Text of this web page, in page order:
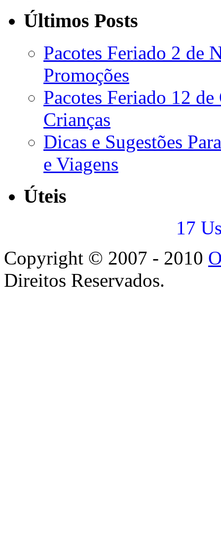
Últimos Posts
Pacotes Feriado 2 de
Promoções
Pacotes Feriado 12
Crianças
Dicas e Sugestões
e Viagens
Úteis
17
Copyright © 2007 - 2010
Direitos Reservados.